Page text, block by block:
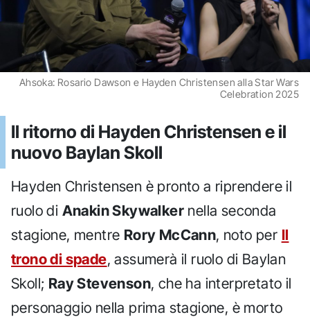
Ahsoka: Rosario Dawson e Hayden Christensen alla Star Wars
Celebration 2025
Il ritorno di Hayden Christensen e il
nuovo Baylan Skoll
Hayden Christensen è pronto a riprendere il
ruolo di Anakin Skywalker nella seconda
stagione, mentre Rory McCann, noto per Il
trono di spade, assumerà il ruolo di Baylan
Skoll; Ray Stevenson, che ha interpretato il
personaggio nella prima stagione, è morto